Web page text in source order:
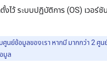
ว้ ระบบปฏิบัติการ (OS) เวอร์ชั
ศูนย์ข้อมูลของเรา หากมี มากกว่า 2 ศูน
มูล